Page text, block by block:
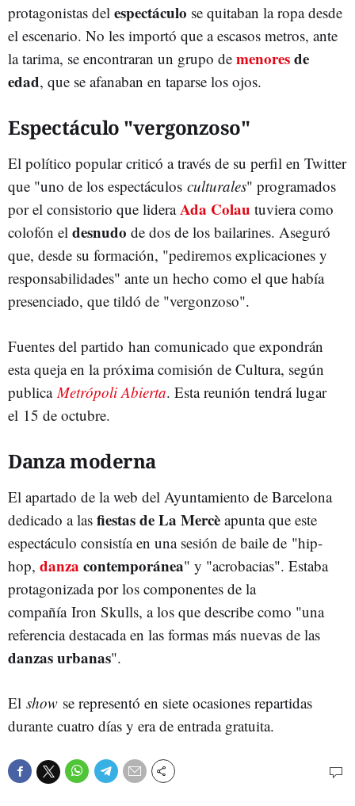
protagonistas del espectáculo se quitaban la ropa desde
el escenario. No les importó que a escasos metros, ante
la tarima, se encontraran un grupo de menoresde
edad, que se afanaban en taparse los ojos.
Espectáculo "vergonzoso"
El político popular criticó a través de su perfil en Twitter
que "uno de los espectáculos culturales" programados
por el consistorio que lideraAda Colau tuviera como
colofón el desnudo de dos de los bailarines. Aseguró
que, desde su formación, "pediremos explicaciones y
responsabilidades" ante un hecho como el que había
presenciado, que tildó de "vergonzoso".
Fuentes del partido han comunicado que expondrán
esta queja en la próxima comisión de Cultura, según
publicaMetrópoli Abierta. Esta reunión tendrá lugar
el 15 de octubre.
Danza moderna
El apartado de la web del Ayuntamiento de Barcelona
dedicado a las fiestas de La Mercè apunta que este
espectáculo consistía en una sesión de baile de "hip-
hop, danza contemporánea" y "acrobacias". Estaba
protagonizada por los componentes de la
compañía Iron Skulls, a los que describe como "una
referencia destacada en las formas más nuevas de las
danzas urbanas".
El show se representó en siete ocasiones repartidas
durante cuatro días y era de entrada gratuita.